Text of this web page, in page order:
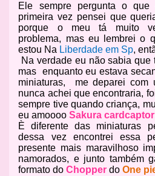
Ele sempre pergunta o
primeira vez pensei que
porque o meu tá muito
problema, mas eu lembrei o
estou Na Liberdade em Sp,
Na verdade eu não sabia que
mas enquanto eu estava
miniaturas,
me deparei com
nunca achei que encontraria,
sempre tive quando criança,
eu amooooSakura cardcaptor
È diferente das miniaturas
dessa vez encontrei essa
presente mais maravilhoso
namorados, e junto também
formato doChopper doOne